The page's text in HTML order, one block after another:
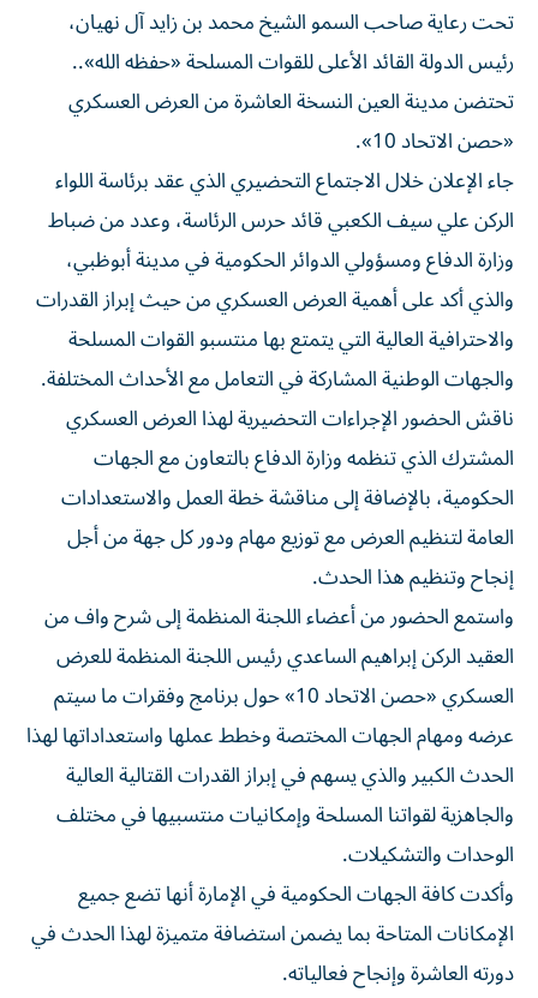
تحت رعاية صاحب السمو الشيخ محمد بن زايد آل نهيان،
رئيس الدولة القائد الأعلى للقوات المسلحة «حفظه الله»..
تحتضن مدينة العين النسخة العاشرة من العرض العسكري
«حصن الاتحاد 10».
جاء الإعلان خلال الاجتماع التحضيري الذي عقد برئاسة اللواء
الركن علي سيف الكعبي قائد حرس الرئاسة، وعدد من ضباط
وزارة الدفاع ومسؤولي الدوائر الحكومية في مدينة أبوظبي،
والذي أكد على أهمية العرض العسكري من حيث إبراز القدرات
والاحترافية العالية التي يتمتع بها منتسبو القوات المسلحة
والجهات الوطنية المشاركة في التعامل مع الأحداث المختلفة.
ناقش الحضور الإجراءات التحضيرية لهذا العرض العسكري
المشترك الذي تنظمه وزارة الدفاع بالتعاون مع الجهات
الحكومية، بالإضافة إلى مناقشة خطة العمل والاستعدادات
العامة لتنظيم العرض مع توزيع مهام ودور كل جهة من أجل
إنجاح وتنظيم هذا الحدث.
واستمع الحضور من أعضاء اللجنة المنظمة إلى شرح واف من
العقيد الركن إبراهيم الساعدي رئيس اللجنة المنظمة للعرض
العسكري «حصن الاتحاد 10» حول برنامج وفقرات ما سيتم
عرضه ومهام الجهات المختصة وخطط عملها واستعداداتها لهذا
الحدث الكبير والذي يسهم في إبراز القدرات القتالية العالية
والجاهزية لقواتنا المسلحة وإمكانيات منتسبيها في مختلف
الوحدات والتشكيلات.
وأكدت كافة الجهات الحكومية في الإمارة أنها تضع جميع
الإمكانات المتاحة بما يضمن استضافة متميزة لهذا الحدث في
دورته العاشرة وإنجاح فعالياته.